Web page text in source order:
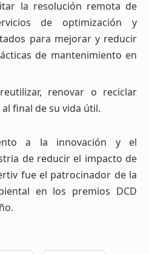
la resolución remota de
de optimización y
para mejorar y reducir
de mantenimiento en
renovar o reciclar
final de su vida útil.
a la innovación y el
de reducir el impacto de
fue el patrocinador de la
en los premios DCD